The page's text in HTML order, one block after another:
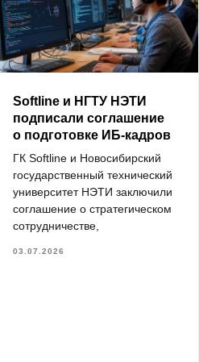
Softline и НГТУ НЭТИ
подписали соглашение
о подготовке ИБ-кадров
ГК Softline и Новосибирский
государственный технический
университет НЭТИ заключили
соглашение о стратегическом
сотрудничестве,
03.07.2026